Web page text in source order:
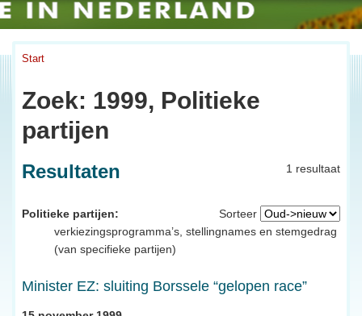
Start
Zoek: 1999, Politieke
partijen
1 resultaat
Resultaten
Sorteer
Politieke partijen:
verkiezingsprogramma’s, stellingnames en stemgedrag
(van specifieke partijen)
Minister EZ: sluiting Borssele “gelopen race”